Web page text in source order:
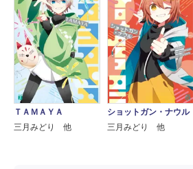
ＴＡＭＡＹＡ
三月みどり 他
ショットガン・ナウル
三月みどり 他